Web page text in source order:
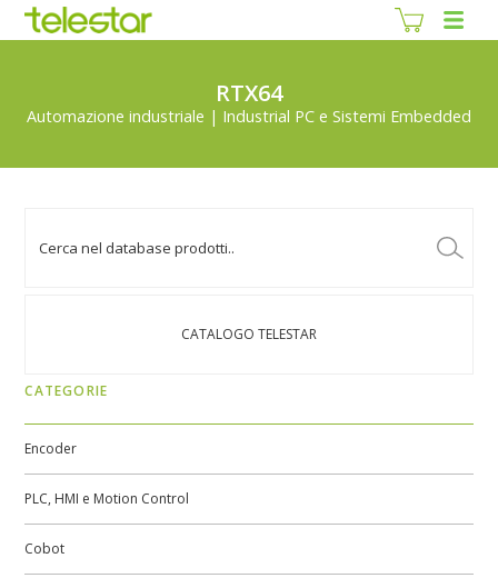
RTX64
Automazione industriale | Industrial PC e Sistemi Embedded
CATALOGO TELESTAR
CATEGORIE
Encoder
PLC, HMI e Motion Control
Cobot